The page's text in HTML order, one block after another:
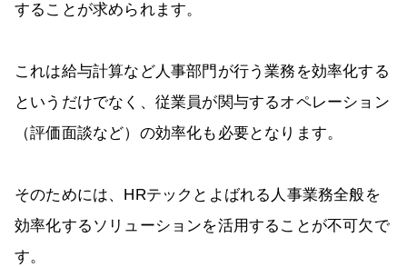
することが求められます。
これは給与計算など人事部門が行う業務を効率化する
というだけでなく、従業員が関与するオペレーション
（評価面談など）の効率化も必要となります。
そのためには、HRテックとよばれる人事業務全般を
効率化するソリューションを活用することが不可欠で
す。